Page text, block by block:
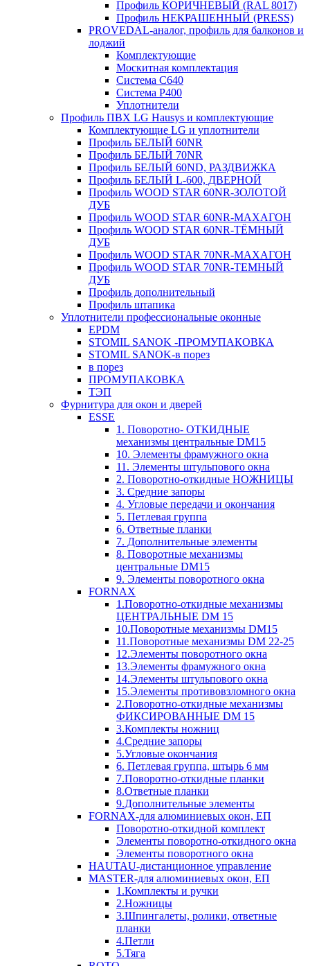
Профиль КОРИЧНЕВЫЙ (RAL 8017)
Профиль НЕКРАШЕННЫЙ (PRESS)
PROVEDAL-аналог, профиль для балконов и
лоджий
Комплектующие
Москитная комплектация
Система C640
Система P400
Уплотнители
Профиль ПВХ LG Hausys и комплектующие
Комплектующие LG и уплотнители
Профиль БЕЛЫЙ 60NR
Профиль БЕЛЫЙ 70NR
Профиль БЕЛЫЙ 60ND, РАЗДВИЖКА
Профиль БЕЛЫЙ L-600, ДВЕРНОЙ
Профиль WOOD STAR 60NR-ЗОЛОТОЙ
ДУБ
Профиль WOOD STAR 60NR-МАХАГОН
Профиль WOOD STAR 60NR-ТЁМНЫЙ
ДУБ
Профиль WOOD STAR 70NR-МАХАГОН
Профиль WOOD STAR 70NR-ТЕМНЫЙ
ДУБ
Профиль дополнительный
Профиль штапика
Уплотнители профессиональные оконные
EPDM
STOMIL SANOK -ПРОМУПАКОВКА
STOMIL SANOK-в порез
в порез
ПРОМУПАКОВКА
ТЭП
Фурнитура для окон и дверей
ESSE
1. Поворотно- ОТКИДНЫЕ
механизмы центральные DM15
10. Элементы фрамужного окна
11. Элементы штульпового окна
2. Поворотно-откидные НОЖНИЦЫ
3. Средние запоры
4. Угловые передачи и окончания
5. Петлевая группа
6. Ответные планки
7. Дополнительные элементы
8. Поворотные механизмы
центральные DM15
9. Элементы поворотного окна
FORNAX
1.Поворотно-откидные механизмы
ЦЕНТРАЛЬНЫЕ DM 15
10.Поворотные механизмы DM15
11.Поворотные механизмы DM 22-25
12.Элементы поворотного окна
13.Элементы фрамужного окна
14.Элементы штульпового окна
15.Элементы противовзломного окна
2.Поворотно-откидные механизмы
ФИКСИРОВАННЫЕ DM 15
3.Комплекты ножниц
4.Средние запоры
5.Угловые окончания
6. Петлевая группа, штырь 6 мм
7.Поворотно-откидные планки
8.Ответные планки
9.Дополнительные элементы
FORNAX-для алюминиевых окон, ЕП
Поворотно-откидной комплект
Элементы поворотно-откидного окна
Элементы поворотного окна
HAUTAU-дистанционное управление
MASTER-для алюминиевых окон, ЕП
1.Комплекты и ручки
2.Ножницы
3.Шпингалеты, ролики, ответные
планки
4.Петли
5.Тяга